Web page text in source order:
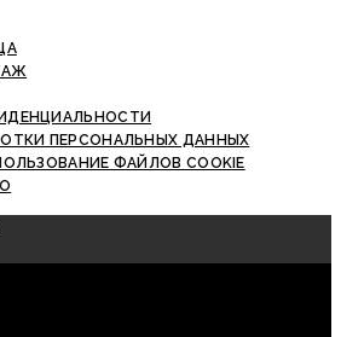
ПЕРСОНАЛЬНЫХ ДАННЫХ
ФАЙЛОВ COOKIE